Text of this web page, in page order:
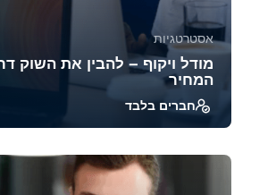
אסטרטגיות
מודל ויקוף – להבין את השוק
המחיר
חברים בלבד
ביותר לניתוח מבנה השוק והתנהגות